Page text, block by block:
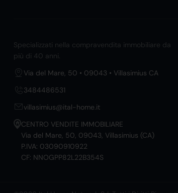
Specializzati nella compravendita immobiliare da
più di 40 anni.
Via del Mare, 50 • 09043 • Villasimius CA
3484486531
villasimius@ital-home.it
CENTRO VENDITE IMMOBILIARE
Via del Mare, 50, 09043, Villasimius (CA)
P.IVA: 03090910922
CF: NNOGPP82L22B354S